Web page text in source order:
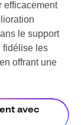
efficacement
le support
fidélise les
offrant une
avec